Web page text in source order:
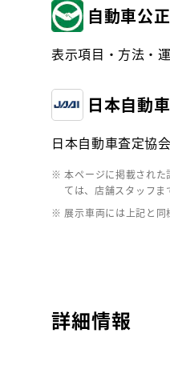
自動車公
表示項目・方法・
日本自動
日本自動車査定協
※ 本ページに掲載された
ては、店舗スタッフま
※ 展示車両には上記と同
詳細情報